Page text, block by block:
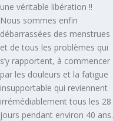
une véritable libération !!
Nous sommes enfin
débarrassées des menstrues
et de tous les problèmes qui
s’y rapportent, à commencer
par les douleurs et la fatigue
insupportable qui reviennent
irrémédiablement tous les 28
jours pendant environ 40 ans.